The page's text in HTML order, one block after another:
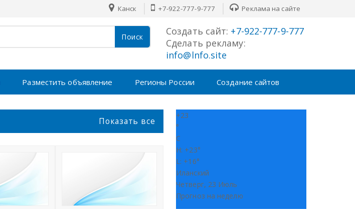
Канск +7-922-777-9-777 Реклама на сайте
Поиск Создать сайт: +7-922-777-9-777
Сделать рекламу:
info@lnfo.site
Разместить объявление Регионы России Создание сайтов
Показать все
+23
°
C
H: +23°
L: +16°
Иланский
Четверг, 23 Июль
Прогноз на неделю